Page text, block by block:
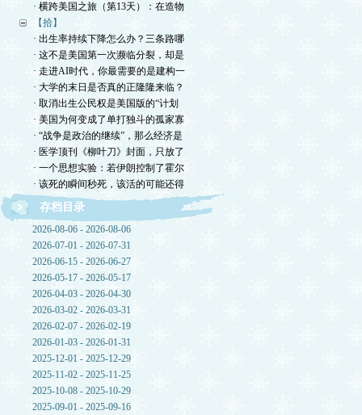
· 横跨美国之旅（第13天）：在造物
【拾】
· 出生率持续下降怎么办？三条路哪
· 这不是美国第一次濒临分裂，却是
· 走进AI时代，你最需要的是建构一
· 大学的末日是否真的正隆隆来临？
· 取消出生公民权是美国版的“计划
· 美国为何变成了单打独斗的孤家寡
· “战争是政治的继续”，那么经济是
· 医学顶刊《柳叶刀》封面，只放了
· 一个思想实验：若伊朗控制了霍尔
· 该死的瞬间秒死，该活的可能还得
存档目录
2026-08-06 - 2026-08-06
2026-07-01 - 2026-07-31
2026-06-15 - 2026-06-27
2026-05-17 - 2026-05-17
2026-04-03 - 2026-04-30
2026-03-02 - 2026-03-31
2026-02-07 - 2026-02-19
2026-01-03 - 2026-01-31
2025-12-01 - 2025-12-29
2025-11-02 - 2025-11-25
2025-10-08 - 2025-10-29
2025-09-01 - 2025-09-16